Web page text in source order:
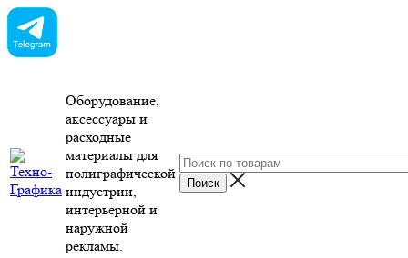
Оборудование,
аксессуары и
расходные
материалы для
полиграфической
индустрии,
интерьерной и
наружной
рекламы.